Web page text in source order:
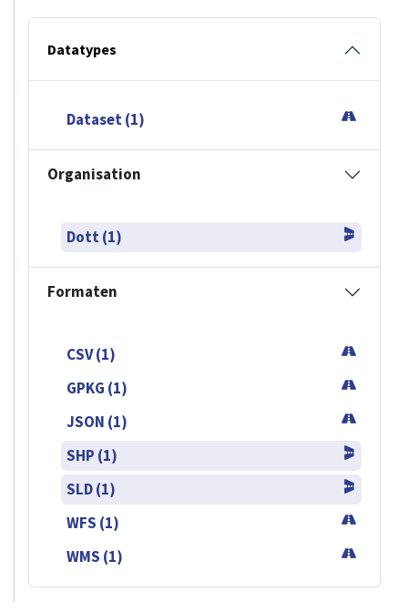
Datatypes
Dataset (1)
Organisation
Dott (1)
Formaten
CSV (1)
GPKG (1)
JSON (1)
SHP (1)
SLD (1)
WFS (1)
WMS (1)